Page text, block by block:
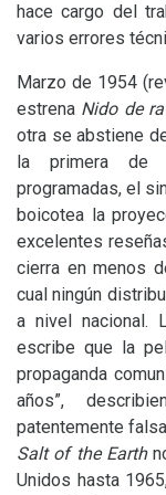
hace cargo del
varios errores
Marzo de 1954
estrena Nido de
otra se abstiene
la primera de
programadas, el
boicotea la
excelentes
cierra en menos
cual ningún
a nivel nacional.
escribe que la
propaganda
años”,
patentemente
Salt of the Earth
Unidos hasta